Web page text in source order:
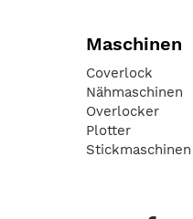
Maschinen
Coverlock
Nähmaschinen
Overlocker
Plotter
Stickmaschinen